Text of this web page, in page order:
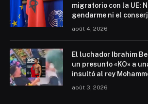
migratorio con la UE:
gendarme ni el
août 4, 2026
El luchador Ibrahim
un presunto «KO» a
insultó al rey
août 3, 2026